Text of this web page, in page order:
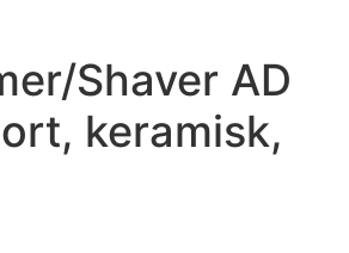
Shaver AD
keramisk,